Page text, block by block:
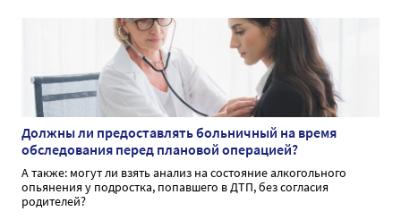
Должны ли предоставлять больничный на время
обследования перед плановой операцией?
А также: могут ли взять анализ на состояние алкогольного
опьянения у подростка, попавшего в ДТП, без согласия
родителей?